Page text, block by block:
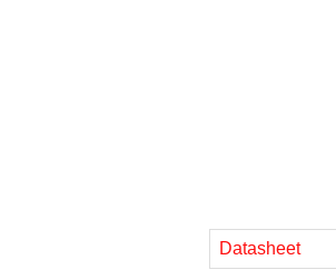
Datasheet